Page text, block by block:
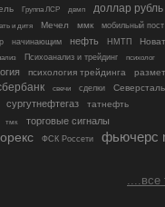
Группа ЛСР двмп доллар рубль
и дитя Мечел ммк
мобильный пост
начинающим нефть НМТП
Психоанализ и трейдинг
психолог
психология трейдинга
свечи сделки
Северсталь
сургутнефтегаз татнефть
тмк торговые сигналы
ФСК Россети фьючерс
....все